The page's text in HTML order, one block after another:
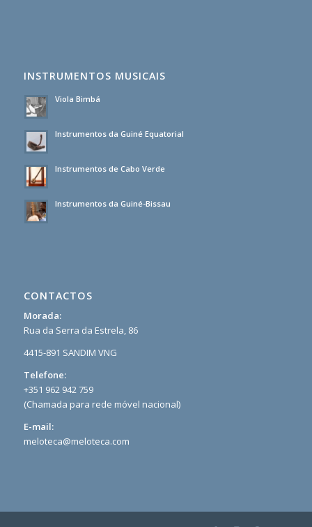
INSTRUMENTOS MUSICAIS
Viola Bimbá
Instrumentos da Guiné Equatorial
Instrumentos de Cabo Verde
Instrumentos da Guiné-Bissau
CONTACTOS
Morada:
Rua da Serra da Estrela, 86
4415-891 SANDIM VNG
Telefone:
+351 962 942 759
(Chamada para rede móvel nacional)
E-mail:
meloteca@meloteca.com